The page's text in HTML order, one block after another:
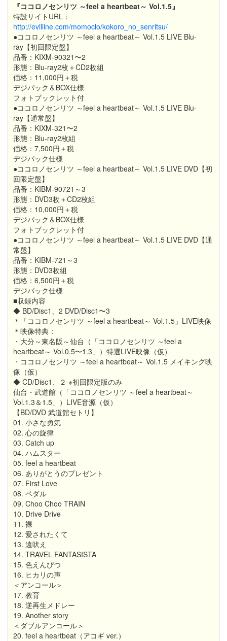
『ココロノセンリツ ～feel a heartbeat～ Vol.1.5』
特設サイトURL：
http://evilline.com/momoclo/kokoro_no_senritsu/
●ココロノセンリツ ～feel a heartbeat～ Vol.1.5 LIVE Blu-
ray【初回限定盤】
品番：KIXM-90321〜2
形態：Blu-ray2枚＋CD2枚組
価格：11,000円＋税
デジパック＆BOX仕様
フォトブックレット付
●ココロノセンリツ ～feel a heartbeat～ Vol.1.5 LIVE Blu-
ray【通常盤】
品番：KIXM-321〜2
形態：Blu-ray2枚組
価格：7,500円＋税
デジパック仕様
●ココロノセンリツ ～feel a heartbeat～ Vol.1.5 LIVE DVD【初
回限定盤】
品番：KIBM-90721～3
形態：DVD3枚＋CD2枚組
価格：10,000円＋税
デジパック＆BOX仕様
フォトブックレット付
●ココロノセンリツ ～feel a heartbeat～ Vol.1.5 LIVE DVD【通
常盤】
品番：KIBM-721～3
形態：DVD3枚組
価格：6,500円＋税
デジパック仕様
■収録内容
◆ BD/Disc1、2 DVD/Disc1〜3
＊「ココロノセンリツ ～feel a heartbeat～ Vol.1.5」LIVE映像
＊映像特典：
・大分～東名阪～仙台（「ココロノセンリツ ～feel a
heartbeat～ Vol.0.5〜1.3」）特選LIVE映像（仮）
・ココロノセンリツ ～feel a heartbeat～ Vol.1.5 メイキング映
像（仮）
◆ CD/Disc1、２ ※初回限定版のみ
仙台・武道館（「ココロノセンリツ ～feel a heartbeat～
Vol.1.3＆1.5」）LIVE音源（仮）
【BD/DVD 武道館セトリ】
01. 小さな勇気
02. 心の旋律
03. Catch up
04. ハムスター
05. feel a heartbeat
06. ありがとうのプレゼント
07. First Love
08. ペダル
09. Choo Choo TRAIN
10. Drive Drive
11. 裸
12. 愛されたくて
13. 遠吠え
14. TRAVEL FANTASISTA
15. 色えんぴつ
16. ヒカリの声
＜アンコール＞
17. 教育
18. 逆再生メドレー
19. Another story
＜ダブルアンコール＞
20. feel a heartbeat（アコギ ver.）